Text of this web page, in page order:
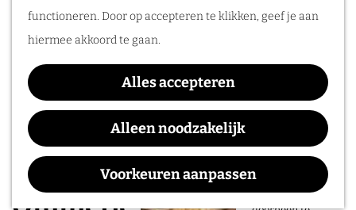
functioneren. Door op accepteren te klikken, geef je aan
hiermee akkoord te gaan.
Alles accepteren
Alleen noodzakelijk
Voorkeuren aanpassen
r
i
e
e
u
Fietsen
Routeplanner
Natuurgebieden
in het Rijk van
natuur in het Rijk
van Nijmegen is